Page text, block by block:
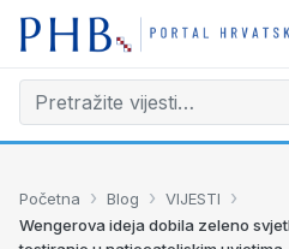
Početna › Blog › VIJESTI ›
Wengerova ideja dobila zeleno